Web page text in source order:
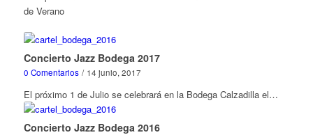
de Verano
Concierto Jazz Bodega 2017
0 Comentarios / 14 junio, 2017
El próximo 1 de Julio se celebrará en la Bodega Calzadilla el…
Concierto Jazz Bodega 2016